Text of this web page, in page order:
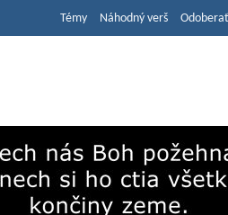
Témy Náhodný verš Odoberať